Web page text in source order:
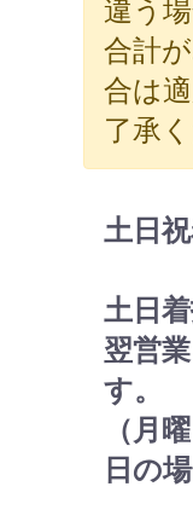
違う
合計
合は
了承
土日
土日
翌営
す。
（月
日の